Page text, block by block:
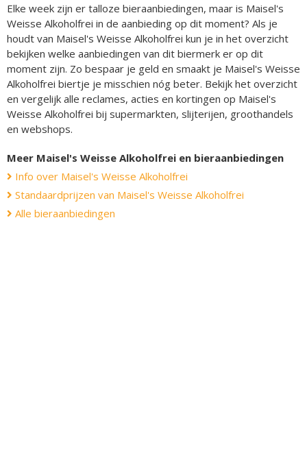
Elke week zijn er talloze bieraanbiedingen, maar is Maisel's
Weisse Alkoholfrei in de aanbieding op dit moment? Als je
houdt van Maisel's Weisse Alkoholfrei kun je in het overzicht
bekijken welke aanbiedingen van dit biermerk er op dit
moment zijn. Zo bespaar je geld en smaakt je Maisel's Weisse
Alkoholfrei biertje je misschien nóg beter. Bekijk het overzicht
en vergelijk alle reclames, acties en kortingen op Maisel's
Weisse Alkoholfrei bij supermarkten, slijterijen, groothandels
en webshops.
Meer Maisel's Weisse Alkoholfrei en bieraanbiedingen
Info over Maisel's Weisse Alkoholfrei
Standaardprijzen van Maisel's Weisse Alkoholfrei
Alle bieraanbiedingen